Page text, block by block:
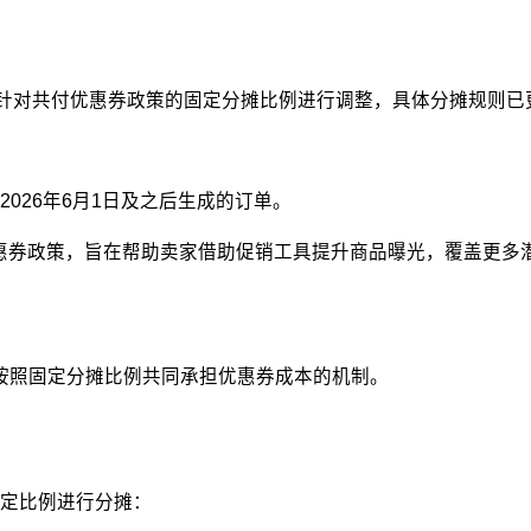
共付优惠券政策的固定分摊比例进行调整，具体分摊规则已
年6月1日及之后生成的订单。
政策，旨在帮助卖家借助促销工具提升商品曝光，覆盖更多
固定分摊比例共同承担优惠券成本的机制。
比例进行分摊：